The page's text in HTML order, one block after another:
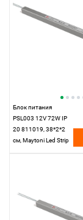
Блок питания
PSL003 12V 72W IP
20 811019, 38*2*2
см, Maytoni Led Strip